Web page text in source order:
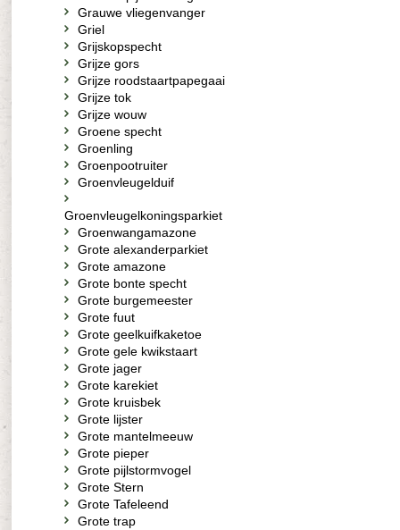
Grauwe vliegenvanger
Griel
Grijskopspecht
Grijze gors
Grijze roodstaartpapegaai
Grijze tok
Grijze wouw
Groene specht
Groenling
Groenpootruiter
Groenvleugelduif
Groenvleugelkoningsparkiet
Groenwangamazone
Grote alexanderparkiet
Grote amazone
Grote bonte specht
Grote burgemeester
Grote fuut
Grote geelkuifkaketoe
Grote gele kwikstaart
Grote jager
Grote karekiet
Grote kruisbek
Grote lijster
Grote mantelmeeuw
Grote pieper
Grote pijlstormvogel
Grote Stern
Grote Tafeleend
Grote trap